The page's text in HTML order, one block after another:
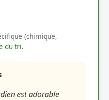
(chimique,
du tri.
est adorable